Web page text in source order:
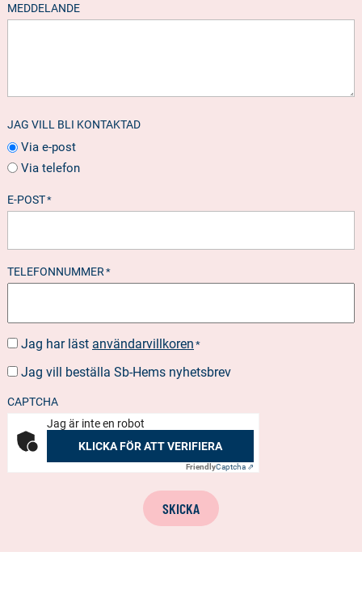
MEDDELANDE
JAG VILL BLI KONTAKTAD
Via e-post
Via telefon
E-POST*
TELEFONNUMMER *
SUOSTUMUS *
Jag har läst användarvillkoren *
BESTÄLLA
Jag vill beställa Sb-Hems nyhetsbrev
CAPTCHA
Jag är inte en robot
KLICKA FÖR ATT VERIFIERA
FriendlyCaptcha ⇗
SKICKA